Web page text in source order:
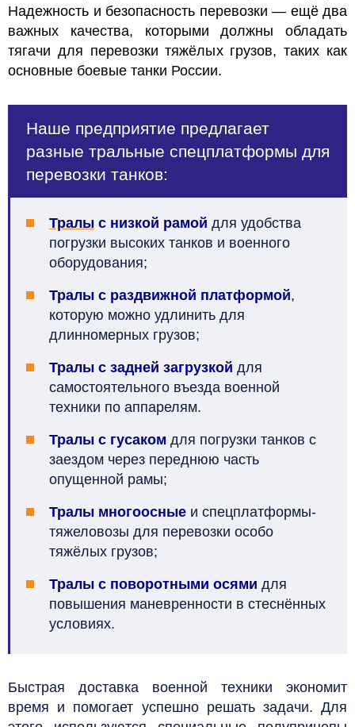
Надежность и безопасность перевозки — ещё два
важных качества, которыми должны обладать
тягачи для перевозки тяжёлых грузов, таких как
основные боевые танки России.
Наше предприятие предлагает
разные тральные спецплатформы для
перевозки танков:
Тралы с низкой рамой для удобства
погрузки высоких танков и военного
оборудования;
Тралы с раздвижной платформой,
которую можно удлинить для
длинномерных грузов;
Тралы с задней загрузкой для
самостоятельного въезда военной
техники по аппарелям.
Тралы с гусаком для погрузки танков с
заездом через переднюю часть
опущенной рамы;
Тралы многоосные и спецплатформы-
тяжеловозы для перевозки особо
тяжёлых грузов;
Тралы с поворотными осями для
повышения маневренности в стеснённых
условиях.
Быстрая доставка военной техники экономит
время и помогает успешно решать задачи. Для